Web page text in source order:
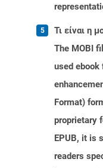
Τι είναι η
The MOBI
used
Format)
proprietary
EPUB, it is
readers